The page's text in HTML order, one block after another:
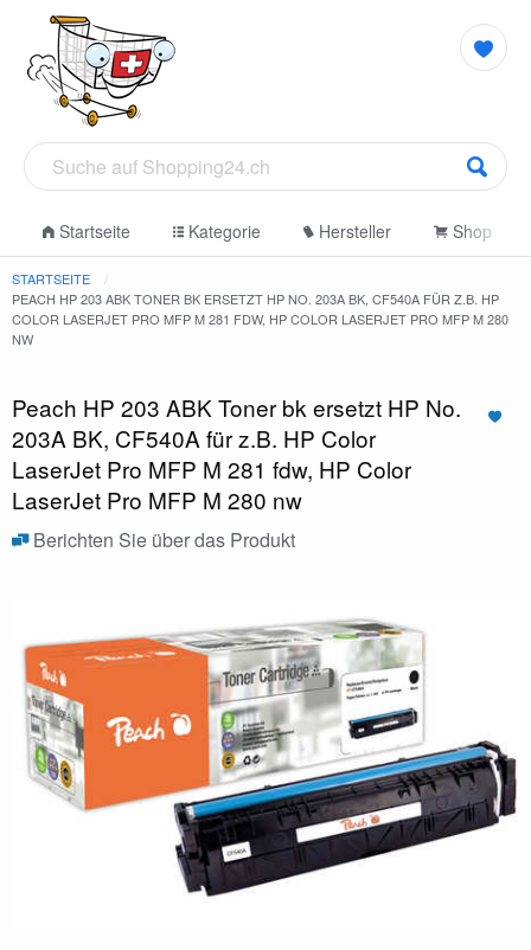
Startseite Kategorie Hersteller Shop
STARTSEITE
PEACH HP 203 ABK TONER BK ERSETZT HP NO. 203A BK, CF540A FÜR Z.B. HP
COLOR LASERJET PRO MFP M 281 FDW, HP COLOR LASERJET PRO MFP M 280
NW
Peach HP 203 ABK Toner bk ersetzt HP No.
203A BK, CF540A für z.B. HP Color
LaserJet Pro MFP M 281 fdw, HP Color
LaserJet Pro MFP M 280 nw
Berichten Sie über das Produkt